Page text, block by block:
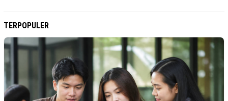
TERPOPULER